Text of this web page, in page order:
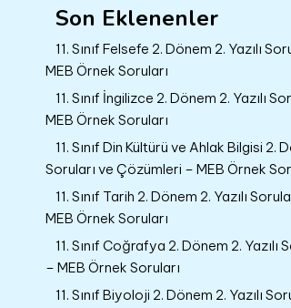
Son Eklenenler
11. Sınıf Felsefe 2. Dönem 2. Yazılı
MEB Örnek Soruları
11. Sınıf İngilizce 2. Dönem 2. Yazılı
MEB Örnek Soruları
11. Sınıf Din Kültürü ve Ahlak Bilgisi 2.
Soruları ve Çözümleri – MEB Örnek
11. Sınıf Tarih 2. Dönem 2. Yazılı
MEB Örnek Soruları
11. Sınıf Coğrafya 2. Dönem 2. Yazılı
– MEB Örnek Soruları
11. Sınıf Biyoloji 2. Dönem 2. Yazılı